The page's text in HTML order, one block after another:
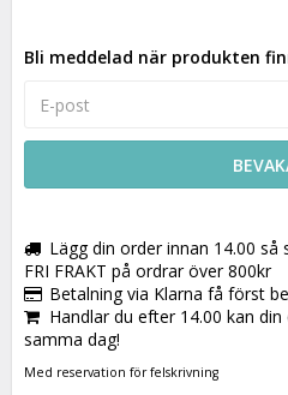
Bli meddelad när produkten
Lägg din order innan 14.00 så
FRI FRAKT på ordrar över 800kr
Betalning via Klarna få först
Handlar du efter 14.00 kan
samma dag!
Med reservation för felskrivning